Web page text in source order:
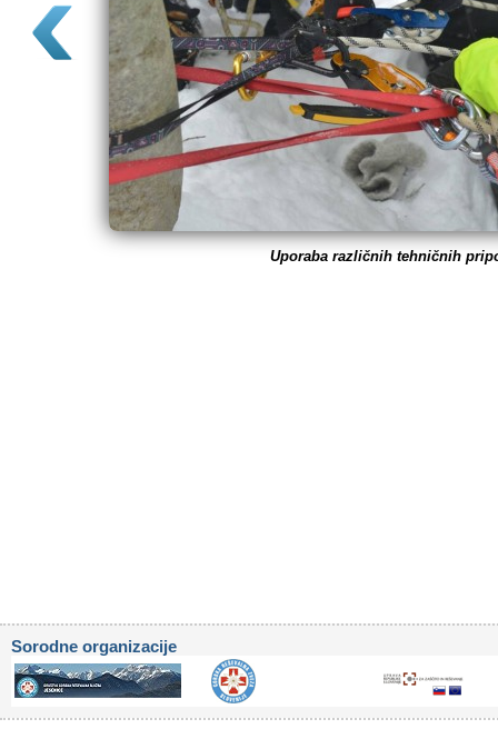
Uporaba različnih tehničnih
Sorodne organizacije